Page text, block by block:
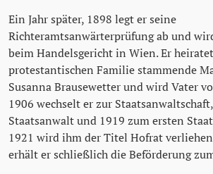
Ein Jahr später, 1898 legt er seine
Richteramtsanwärterprüfung ab und
beim Handelsgericht in Wien. Er
protestantischen Familie stammende
Susanna Brausewetter und wird Vater
1906 wechselt er zur
Staatsanwalt und 1919 zum ersten
1921 wird ihm der Titel Hofrat
erhält er schließlich die Beförderung